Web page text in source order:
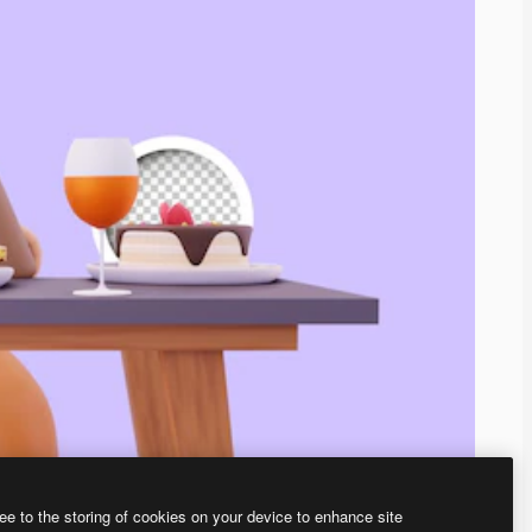
to the storing of cookies on your device to enhance site